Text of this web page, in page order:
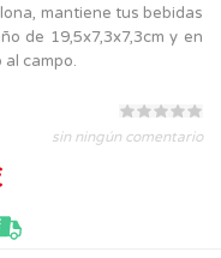
mantiene tus bebidas
de 19,5x7,3x7,3cm y en
campo.
sin ningún comentario